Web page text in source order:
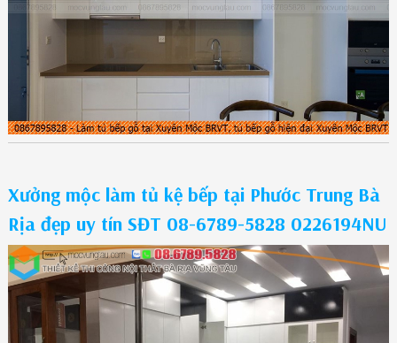
Xưởng mộc làm tủ kệ bếp tại Phước Trung Bà
Rịa đẹp uy tín SĐT 08-6789-5828 0226194NU